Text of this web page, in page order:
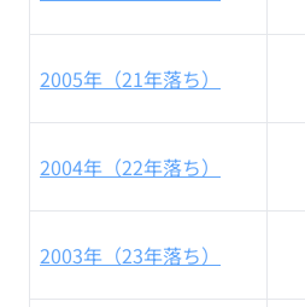
2005年（21年落ち）
2004年（22年落ち）
2003年（23年落ち）